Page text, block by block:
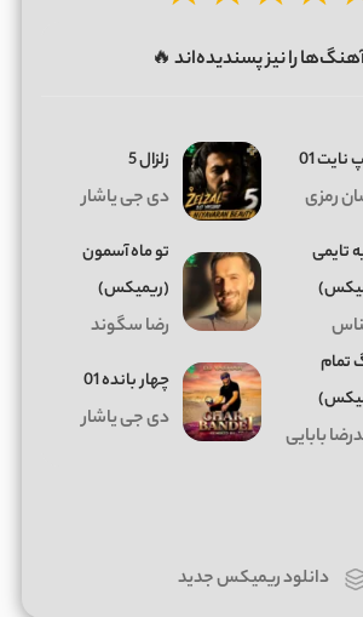
را نیز پسندیده‌اند 🔥
01
رمزی
زلزال 5
دی جی یاشار
تایمی
تو ماه آسمون
(ریمیکس)
رضا سگوند
تمام
بابایی
چهار بانده 01
دی جی یاشار
دانلود ریمیکس جدید